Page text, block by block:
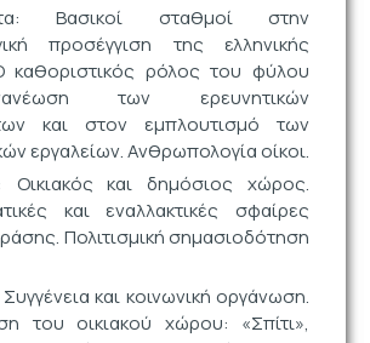
Βασικοί σταθμοί στην
προσέγγιση της ελληνικής
καθοριστικός ρόλος του φύλου
των ερευνητικών
και στον εμπλουτισμό των
εργαλείων. Ανθρωπολογία οίκοι.
Οικιακός και δημόσιος χώρος.
και εναλλακτικές σφαίρες
Πολιτισμική σημασιοδότηση
και κοινωνική οργάνωση.
του οικιακού χώρου: «Σπίτι»,